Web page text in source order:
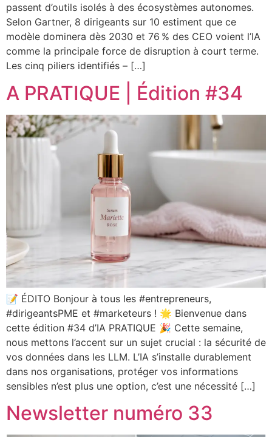
passent d’outils isolés à des écosystèmes autonomes.
Selon Gartner, 8 dirigeants sur 10 estiment que ce
modèle dominera dès 2030 et 76 % des CEO voient l’IA
comme la principale force de disruption à court terme.
Les cinq piliers identifiés – […]
A PRATIQUE | Édition #34
📝 ÉDITO Bonjour à tous les #entrepreneurs,
#dirigeantsPME et #marketeurs ! 🌟 Bienvenue dans
cette édition #34 d’IA PRATIQUE 🎉 Cette semaine,
nous mettons l’accent sur un sujet crucial : la sécurité de
vos données dans les LLM. L’IA s’installe durablement
dans nos organisations, protéger vos informations
sensibles n’est plus une option, c’est une nécessité […]
Newsletter numéro 33